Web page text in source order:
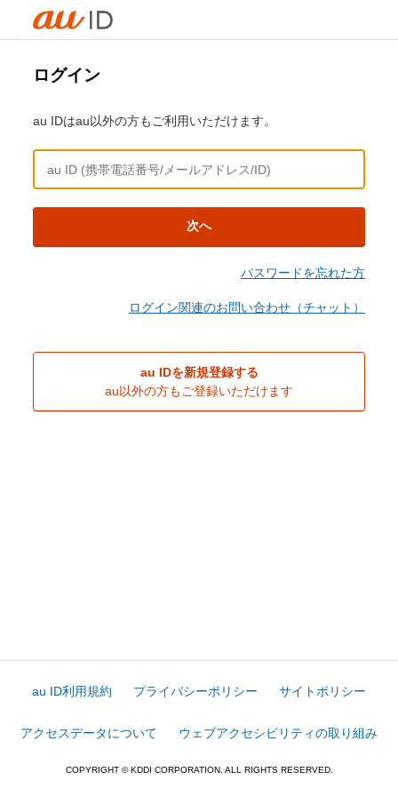
ログイン
au IDはau以外の方もご利用いただけます。
次へ
パスワードを忘れた方
ログイン関連のお問い合わせ（チャット）
au IDを新規登録する
au以外の方もご登録いただけます
au ID利用規約 プライバシーポリシー サイトポリシー
アクセスデータについて ウェブアクセシビリティの取り組み
COPYRIGHT © KDDI CORPORATION. ALL RIGHTS RESERVED.